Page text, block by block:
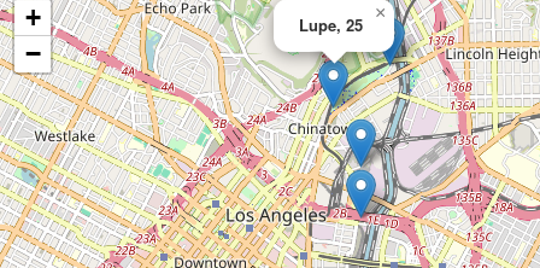
Lupe, 25
×
+
−